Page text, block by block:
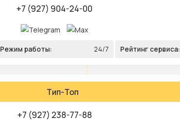
+7 (927) 904-24-00
Режим работы: 24/7 Рейтинг сервиса:
Тип-Топ
+7 (927) 238-77-88